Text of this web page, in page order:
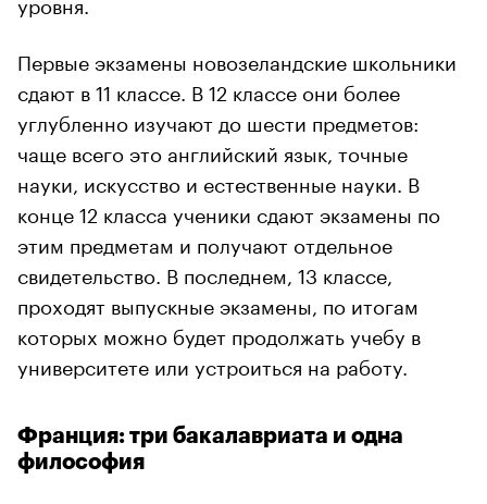
Первые экзамены новозеландские школьники
сдают в 11 классе. В 12 классе они более
углубленно изучают до шести предметов:
чаще всего это английский язык, точные
науки, искусство и естественные науки. В
конце 12 класса ученики сдают экзамены по
этим предметам и получают отдельное
свидетельство. В последнем, 13 классе,
проходят выпускные экзамены, по итогам
которых можно будет продолжать учебу в
университете или устроиться на работу.
Франция: три бакалавриата и одна
философия